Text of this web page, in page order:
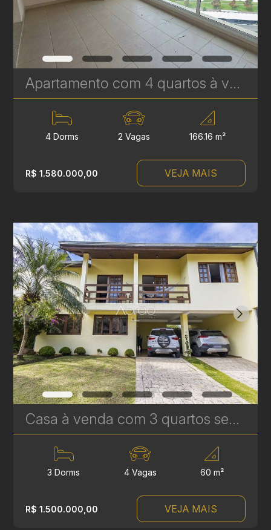
Apartamento com 4 quartos à venda no Reserva Ecoville, em Curitiba - 166 m² | Ref 463
4 Dorms 2 Vagas 166.16 m²
R$ 1.580.000,00 VEJA MAIS
Casa à venda com 3 quartos sendo 1 suíte no Boa Vista - 201m² - Condomínio Portal Boa Vista | Ref. 1787
3 Dorms 4 Vagas 60 m²
R$ 1.500.000,00 VEJA MAIS